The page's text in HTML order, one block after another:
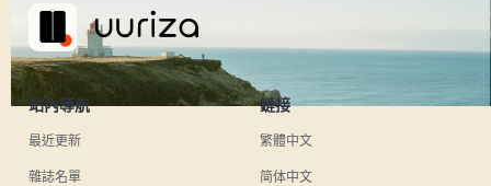
站內導航
最近更新
雜誌名單
鏈接
繁體中文
简体中文